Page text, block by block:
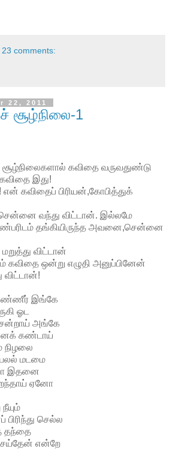
23 comments:
22, 2011
சூழ்நிலை-1
கவிதை வருவதுண்டு
இது!
கவிதைப் பிரியன்,கோபித்துக்
வந்து விட்டான். இல்லமே
தங்கியிருந்த அவனை,சென்னை
விட்டான்
ஒன்று எழுதி அனுப்பினேன்
இங்கே
ஓட
அங்கே
கண்டாய்
மடமை
இதனை
ஏனோ
செல்ல
தந்தை
என்றே